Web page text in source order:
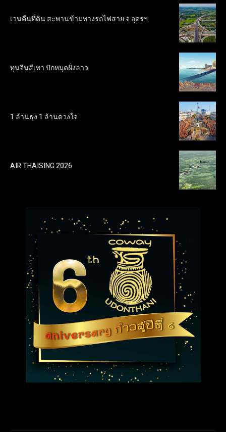
เวนคืนที่ดิน สะพานข้ามทางรถไฟสาย จ อุดรฯ
ทุนจีนสีเทา ปักหมุดฝั่งลาว
1 ล้านธุง 1 ล้านดวงใจ
AIR THAISING 2026